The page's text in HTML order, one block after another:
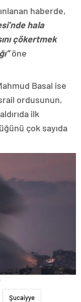
haberde,
hala
çökertmek
öne
Basal ise
ordusunun,
ilk
çok sayıda
Şucaiyye